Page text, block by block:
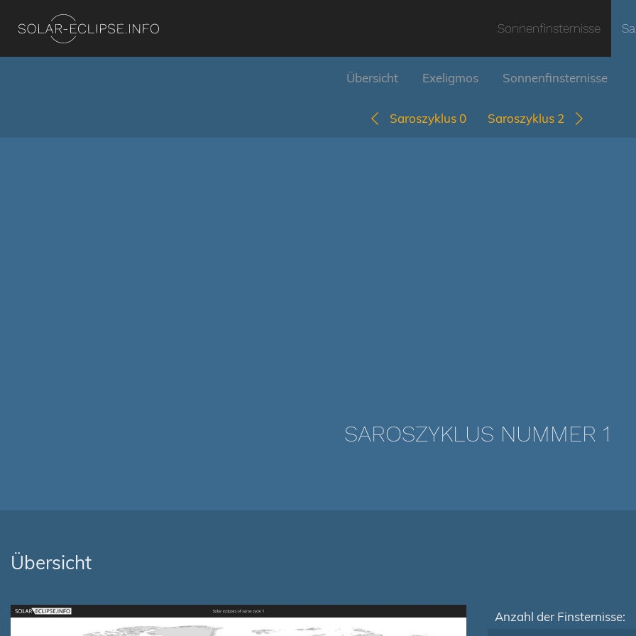
Sonnenfinsternisse
Übersicht Exeligmos Sonnenfinsternisse
Saroszyklus 0 Saroszyklus 2
SAROSZYKLUS NUMMER 1
Übersicht
Anzahl der Finsternisse: